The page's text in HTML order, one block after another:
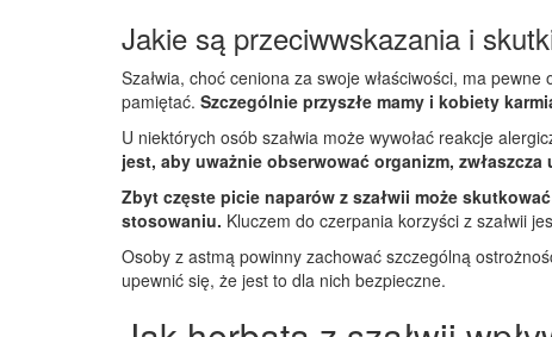
Jakie są przeciwwskazania i
Szałwia, choć ceniona za swoje właściwości, ma
pamiętać. Szczególnie przyszłe mamy i kobiety
U niektórych osób szałwia może wywołać reakcje
jest, aby uważnie obserwować organizm,
Zbyt częste picie naparów z szałwii może
stosowaniu. Kluczem do czerpania korzyści z szałwii
Osoby z astmą powinny zachować szczególną
upewnić się, że jest to dla nich bezpieczne.